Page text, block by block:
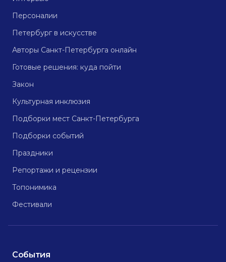
Персоналии
Петербург в искусстве
Авторы Санкт-Петербурга онлайн
Готовые решения: куда пойти
Закон
Культурная инклюзия
Подборки мест Санкт-Петербурга
Подборки событий
Праздники
Репортажи и рецензии
Топонимика
Фестивали
События